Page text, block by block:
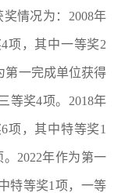
情况为：2008年
项，其中一等奖2
第一完成单位获得
等奖4项。2018年
项，其中特等奖1
2022年作为第一
特等奖1项，一等